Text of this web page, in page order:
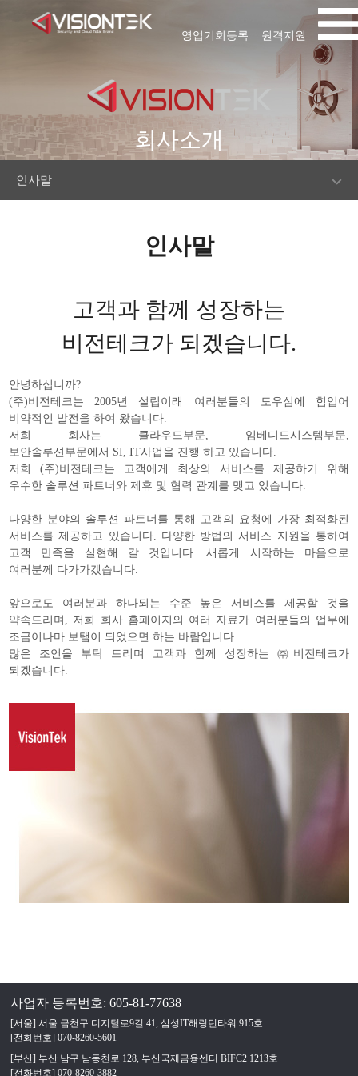
원격지원
영업기회등록
회사소개
인사말
인사말
고객과 함께 성장하는
비전테크가 되겠습니다.
안녕하십니까?
(주)비전테크는 2005년 설립이래 여러분들의 도우심에 힘입어
비약적인 발전을 하여 왔습니다.
저희 회사는 클라우드부문, 임베디드시스템부문,
보안솔루션부문에서 SI, IT사업을 진행 하고 있습니다.
저희 (주)비전테크는 고객에게 최상의 서비스를 제공하기 위해
우수한 솔루션 파트너와 제휴 및 협력 관계를 맺고 있습니다.
다양한 분야의 솔루션 파트너를 통해 고객의 요청에 가장 최적화된
서비스를 제공하고 있습니다. 다양한 방법의 서비스 지원을 통하여
고객 만족을 실현해 갈 것입니다. 새롭게 시작하는 마음으로
여러분께 다가가겠습니다.
앞으로도 여러분과 하나되는 수준 높은 서비스를 제공할 것을
약속드리며, 저희 회사 홈페이지의 여러 자료가 여러분들의 업무에
조금이나마 보탬이 되었으면 하는 바람입니다.
많은 조언을 부탁 드리며 고객과 함께 성장하는 ㈜비전테크가
되겠습니다.
사업자 등록번호: 605-81-77638
[서울] 서울 금천구 디지털로9길 41, 삼성IT해링턴타워 915호
[전화번호] 070-8260-5601
[부산] 부산 남구 남동천로 128, 부산국제금융센터 BIFC2 1213호
[전화번호] 070-8260-3882